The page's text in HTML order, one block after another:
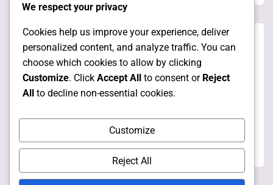
Pagine
Chi sono
Le mie collaborazioni
We respect your privacy
Cookies help us improve your experience, deliver
personalized content, and analyze traffic. You can
choose which cookies to allow by clicking
Customize. Click Accept All to consent or Reject
All to decline non-essential cookies.
Customize
Reject All